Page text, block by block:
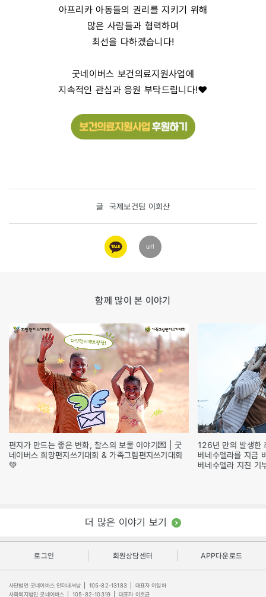
아프리카 아동들의 권리를 지키기 위해
많은 사람들과 협력하며
최선을 다하겠습니다!
굿네이버스 보건의료지원사업에
지속적인 관심과 응원 부탁드립니다!♥
글 국제보건팀 이희산
카카오
링크
url
함께 많이 본 이야기
편지가 만드는 좋은 변화, 찰스의 보물 이야기💌 | 굿
네이버스 희망편지쓰기대회 & 가족그림편지쓰기대회
💚
126년 만의 발생한
베네수엘라를 지금
베네수엘라 지진 기
더 많은 이야기 보기
로그인 회원상담센터 APP다운로드
사단법인 굿네이버스 인터내셔날 105-82-13183
대표자 이일하
사회복지법인 굿네이버스
105-82-10319 대표자 이호균